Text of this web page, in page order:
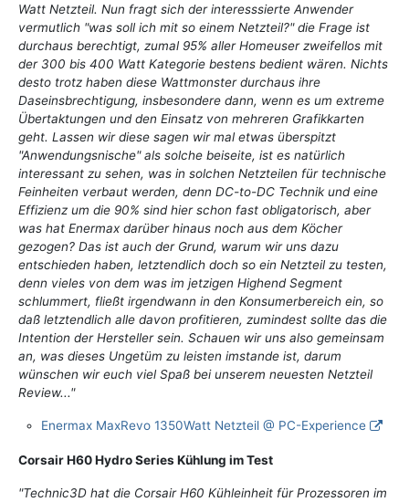
Watt Netzteil. Nun fragt sich der interesssierte Anwender
vermutlich "was soll ich mit so einem Netzteil?" die Frage ist
durchaus berechtigt, zumal 95% aller Homeuser zweifellos mit
der 300 bis 400 Watt Kategorie bestens bedient wären. Nichts
desto trotz haben diese Wattmonster durchaus ihre
Daseinsbrechtigung, insbesondere dann, wenn es um extreme
Übertaktungen und den Einsatz von mehreren Grafikkarten
geht. Lassen wir diese sagen wir mal etwas überspitzt
"Anwendungsnische" als solche beiseite, ist es natürlich
interessant zu sehen, was in solchen Netzteilen für technische
Feinheiten verbaut werden, denn DC-to-DC Technik und eine
Effizienz um die 90% sind hier schon fast obligatorisch, aber
was hat Enermax darüber hinaus noch aus dem Köcher
gezogen? Das ist auch der Grund, warum wir uns dazu
entschieden haben, letztendlich doch so ein Netzteil zu testen,
denn vieles von dem was im jetzigen Highend Segment
schlummert, fließt irgendwann in den Konsumerbereich ein, so
daß letztendlich alle davon profitieren, zumindest sollte das die
Intention der Hersteller sein. Schauen wir uns also gemeinsam
an, was dieses Ungetüm zu leisten imstande ist, darum
wünschen wir euch viel Spaß bei unserem neuesten Netzteil
Review..."
Enermax MaxRevo 1350Watt Netzteil @ PC-Experience
Corsair H60 Hydro Series Kühlung im Test
"Technic3D hat die Corsair H60 Kühleinheit für Prozessoren im